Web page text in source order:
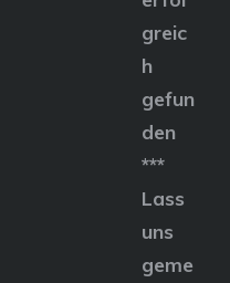
greic
h
gefun
den
***
Lass
uns
geme